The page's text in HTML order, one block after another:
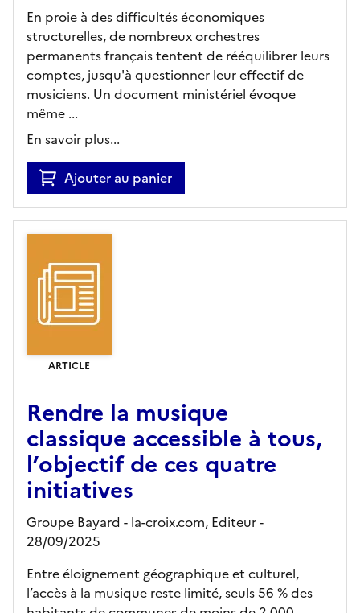
En proie à des difficultés économiques
structurelles, de nombreux orchestres
permanents français tentent de rééquilibrer leurs
comptes, jusqu'à questionner leur effectif de
musiciens. Un document ministériel évoque
même ...
En savoir plus...
Ajouter au panier
ARTICLE
Rendre la musique
classique accessible à tous,
l’objectif de ces quatre
initiatives
Groupe Bayard - la-croix.com, Editeur-
28/09/2025
Entre éloignement géographique et culturel,
l’accès à la musique reste limité, seuls 56 % des